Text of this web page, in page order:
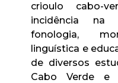
crioulo cabo-
incidência na
fonologia,
linguística e
de diversos
Cabo Verde e